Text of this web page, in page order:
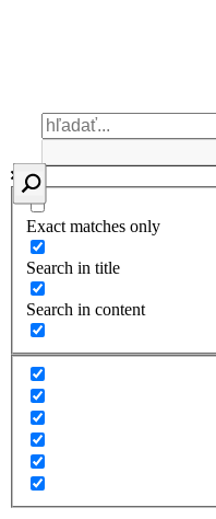
Exact matches only
Search in title
Search in content